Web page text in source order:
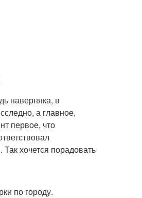
наверняка, в
а главное,
первое, что
хочется порадовать
по городу.